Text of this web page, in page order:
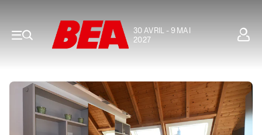
30 AVRIL - 9 MAI
2027